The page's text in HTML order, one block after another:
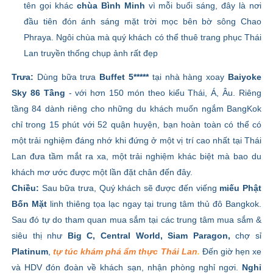
tên gọi khác chùa Bình Minh vì mỗi buổi sáng, đây là nơi
đầu tiên đón ánh sáng mặt trời mọc bên bờ sông Chao
Phraya. Ngôi chùa mà quý khách có thể thuê trang phục Thái
Lan truyền thống chụp ảnh rất đẹp
Trưa: Dùng bữa trưa Buffet 5***** tại nhà hàng xoay Baiyoke
Sky 86 Tầng - với hơn 150 món theo kiểu Thái, Á, Âu. Riêng
tầng 84 dành riêng cho những du khách muốn ngắm BangKok
chỉ trong 15 phút với 52 quận huyện, bạn hoàn toàn có thể có
một trải nghiệm đáng nhớ khi đứng ở một vị trí cao nhất tại Thái
Lan đưa tầm mắt ra xa, một trải nghiệm khác biệt mà bao du
khách mơ ước được một lần đặt chân đến đây.
Chiều: Sau bữa trưa, Quý khách sẽ được đến viếng miếu Phật
Bốn Mặtlinh thiêng tọa lạc ngay tại trung tâm thủ đô Bangkok.
Sau đó tự do tham quan mua sắm tại các trung tâm mua sắm &
siêu thị như Big C, Central World, Siam Paragon,chợ sỉ
Platinum,tự túc khám phá ẩm thực Thái Lan. Đến giờ hẹn xe
và HDV đón đoàn về khách sạn, nhận phòng nghỉ ngơi. Nghỉ